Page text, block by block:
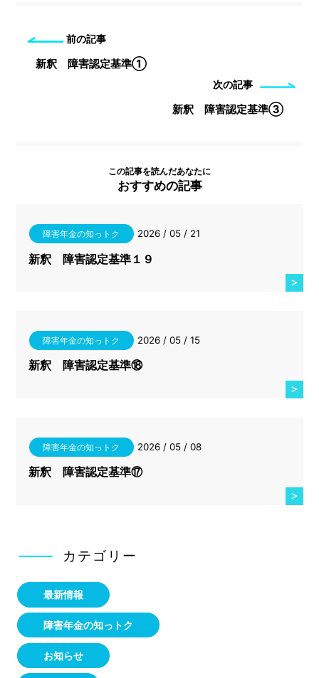
前の記事
新釈 障害認定基準①
次の記事
新釈 障害認定基準③
この記事を読んだあなたに
おすすめの記事
障害年金の知っトク 2026 / 05 / 21
新釈 障害認定基準１９
障害年金の知っトク 2026 / 05 / 15
新釈 障害認定基準⑱
障害年金の知っトク 2026 / 05 / 08
新釈 障害認定基準⑰
カテゴリー
最新情報
障害年金の知っトク
お知らせ